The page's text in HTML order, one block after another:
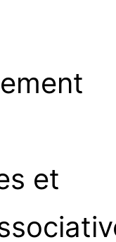
et